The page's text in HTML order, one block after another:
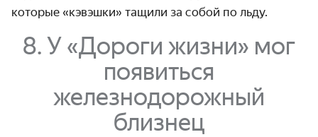
которые «кэвэшки» тащили за собой по льду.
8. У «Дороги жизни» мог
появиться
железнодорожный
близнец